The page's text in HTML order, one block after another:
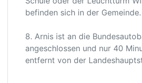
befinden sich in der Gemeinde.
8. Arnis ist an die
angeschlossen und nur 40
entfernt von der